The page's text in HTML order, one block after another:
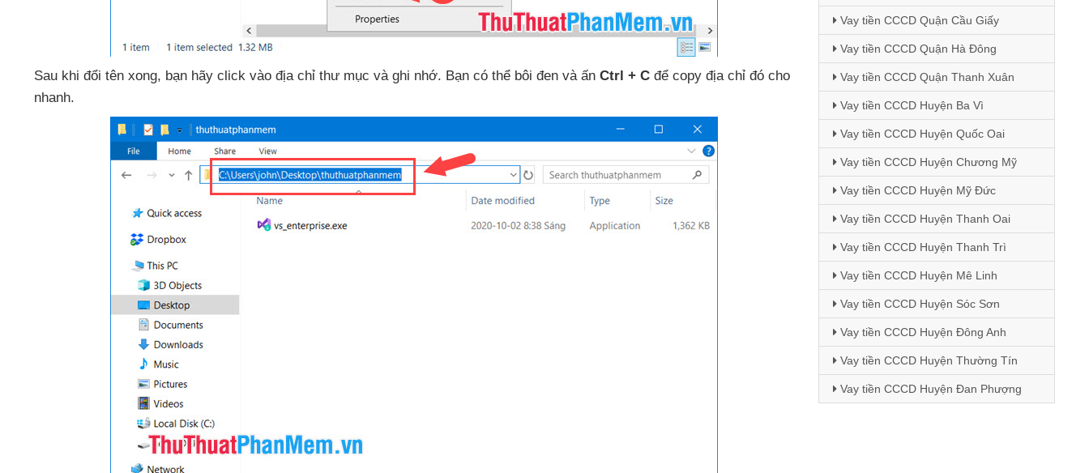
Sau khi đổi tên xong, bạn hãy click vào địa chỉ thư mục và ghi nhớ. Bạn có thể bôi đen và ấn Ctrl + C để copy địa chỉ đó cho
nhanh.
Vay tiền CCCD Quận Cầu Giấy
Vay tiền CCCD Quận Hà Đông
Vay tiền CCCD Quận Thanh Xuân
Vay tiền CCCD Huyện Ba Vì
Vay tiền CCCD Huyện Quốc Oai
Vay tiền CCCD Huyện Chương Mỹ
Vay tiền CCCD Huyện Mỹ Đức
Vay tiền CCCD Huyện Thanh Oai
Vay tiền CCCD Huyện Thanh Trì
Vay tiền CCCD Huyện Mê Linh
Vay tiền CCCD Huyện Sóc Sơn
Vay tiền CCCD Huyện Đông Anh
Vay tiền CCCD Huyện Thường Tín
Vay tiền CCCD Huyện Đan Phượng